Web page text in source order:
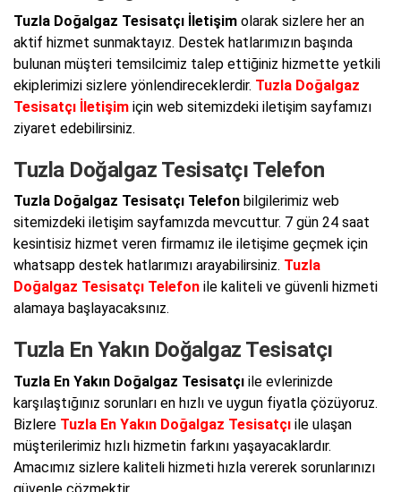
Tuzla Doğalgaz Tesisatçı İletişim olarak sizlere her an
aktif hizmet sunmaktayız. Destek hatlarımızın başında
bulunan müşteri temsilcimiz talep ettiğiniz hizmette yetkili
ekiplerimizi sizlere yönlendireceklerdir. Tuzla Doğalgaz
Tesisatçı İletişim için web sitemizdeki iletişim sayfamızı
ziyaret edebilirsiniz.
Tuzla Doğalgaz Tesisatçı Telefon
Tuzla Doğalgaz Tesisatçı Telefon bilgilerimiz web
sitemizdeki iletişim sayfamızda mevcuttur. 7 gün 24 saat
kesintisiz hizmet veren firmamız ile iletişime geçmek için
whatsapp destek hatlarımızı arayabilirsiniz. Tuzla
Doğalgaz Tesisatçı Telefon ile kaliteli ve güvenli hizmeti
alamaya başlayacaksınız.
Tuzla En Yakın Doğalgaz Tesisatçı
Tuzla En Yakın Doğalgaz Tesisatçı ile evlerinizde
karşılaştığınız sorunları en hızlı ve uygun fiyatla çözüyoruz.
Bizlere Tuzla En Yakın Doğalgaz Tesisatçı ile ulaşan
müşterilerimiz hızlı hizmetin farkını yaşayacaklardır.
Amacımız sizlere kaliteli hizmeti hızla vererek sorunlarınızı
güvenle çözmektir.